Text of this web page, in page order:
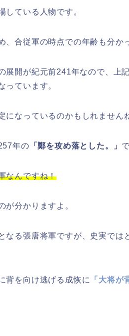
している人物です。
、合従軍の時点での年齢も分か
展開が紀元前241年なので、上
っています。
になっているのかもしれません
年の 「鄭を攻め落とした。」
なんですね！
が分かりますよ。
なる張唐将軍ですが、史実では
背を向け逃げる成恢に 「大将が